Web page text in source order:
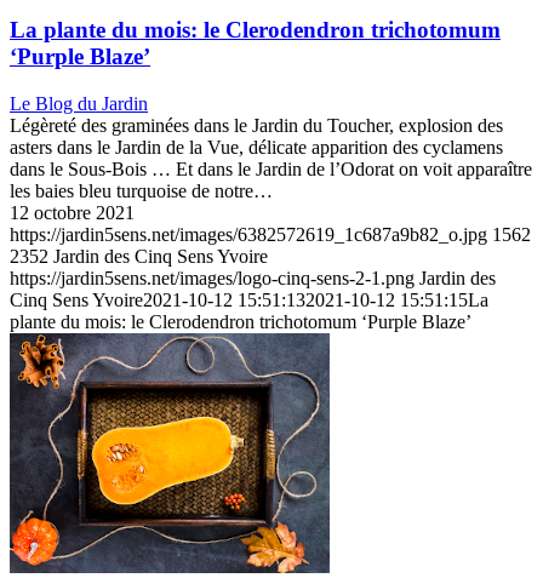
La plante du mois: le Clerodendron trichotomum
‘Purple Blaze’
Le Blog du Jardin
Légèreté des graminées dans le Jardin du Toucher, explosion des
asters dans le Jardin de la Vue, délicate apparition des cyclamens
dans le Sous-Bois … Et dans le Jardin de l’Odorat on voit apparaître
les baies bleu turquoise de notre…
12 octobre 2021
https://jardin5sens.net/images/6382572619_1c687a9b82_o.jpg 1562
2352 Jardin des Cinq Sens Yvoire
https://jardin5sens.net/images/logo-cinq-sens-2-1.png Jardin des
Cinq Sens Yvoire2021-10-12 15:51:132021-10-12 15:51:15La
plante du mois: le Clerodendron trichotomum ‘Purple Blaze’